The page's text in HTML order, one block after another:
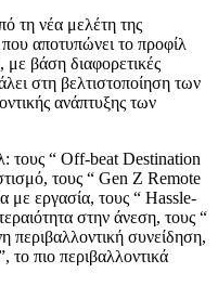
τη νέα μελέτη της
αποτυπώνει το προφίλ
βάση διαφορετικές
στη βελτιστοποίηση των
ανάπτυξης των
τους “ Off-beat Destination
τους “ Gen Z Remote
με εργασία, τους “ Hassle-
στην άνεση, τους “
συνείδηση,
το πιο περιβαλλοντικά